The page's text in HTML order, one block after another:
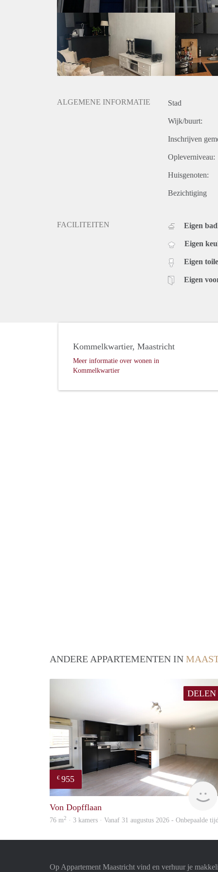
ALGEMENE INFORMATIE Stad
Wijk/buurt:
Inschrijven
Opleverniveau:
Huisgenoten:
Bezichtiging
FACILITEITEN Eigen
Eigen
Eigen
Eigen
Kommelkwartier, Maastricht
Meer informatie over wonen in
Kommelkwartier
ANDERE APPARTEMENTEN IN
DELEN
€ 955
Von Dopfflaan
76 m2 · 3 kamers · Vanaf 31 augustus 2026 - Onbepaalde
Op Appartement Maastricht vind en verhuur je